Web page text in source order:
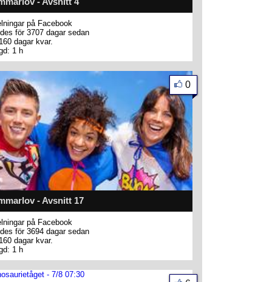
på Facebook
för 3707 dagar sedan
dagar kvar.
1 h
- Avsnitt 17
0
på Facebook
för 3694 dagar sedan
dagar kvar.
1 h